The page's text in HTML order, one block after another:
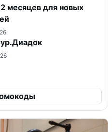
месяцев для новых